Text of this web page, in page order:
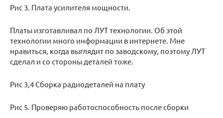
Рис 3. Плата усилителя мощности.
Платы изготавливал по ЛУТ технологии. Об этой
технологии много информации в интернете. Мне
нравиться, когда выглядит по заводскому, поэтому ЛУТ
сделал и со стороны деталей тоже.
Рис 3,4 Сборка радиодеталей на плату
Рис 5. Проверяю работоспособность после сборки